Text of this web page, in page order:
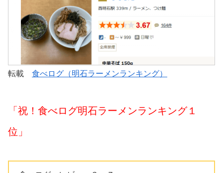
転載 食べログ（明石ラーメンランキング）
「祝！食べログ明石ラーメンランキング１
位」